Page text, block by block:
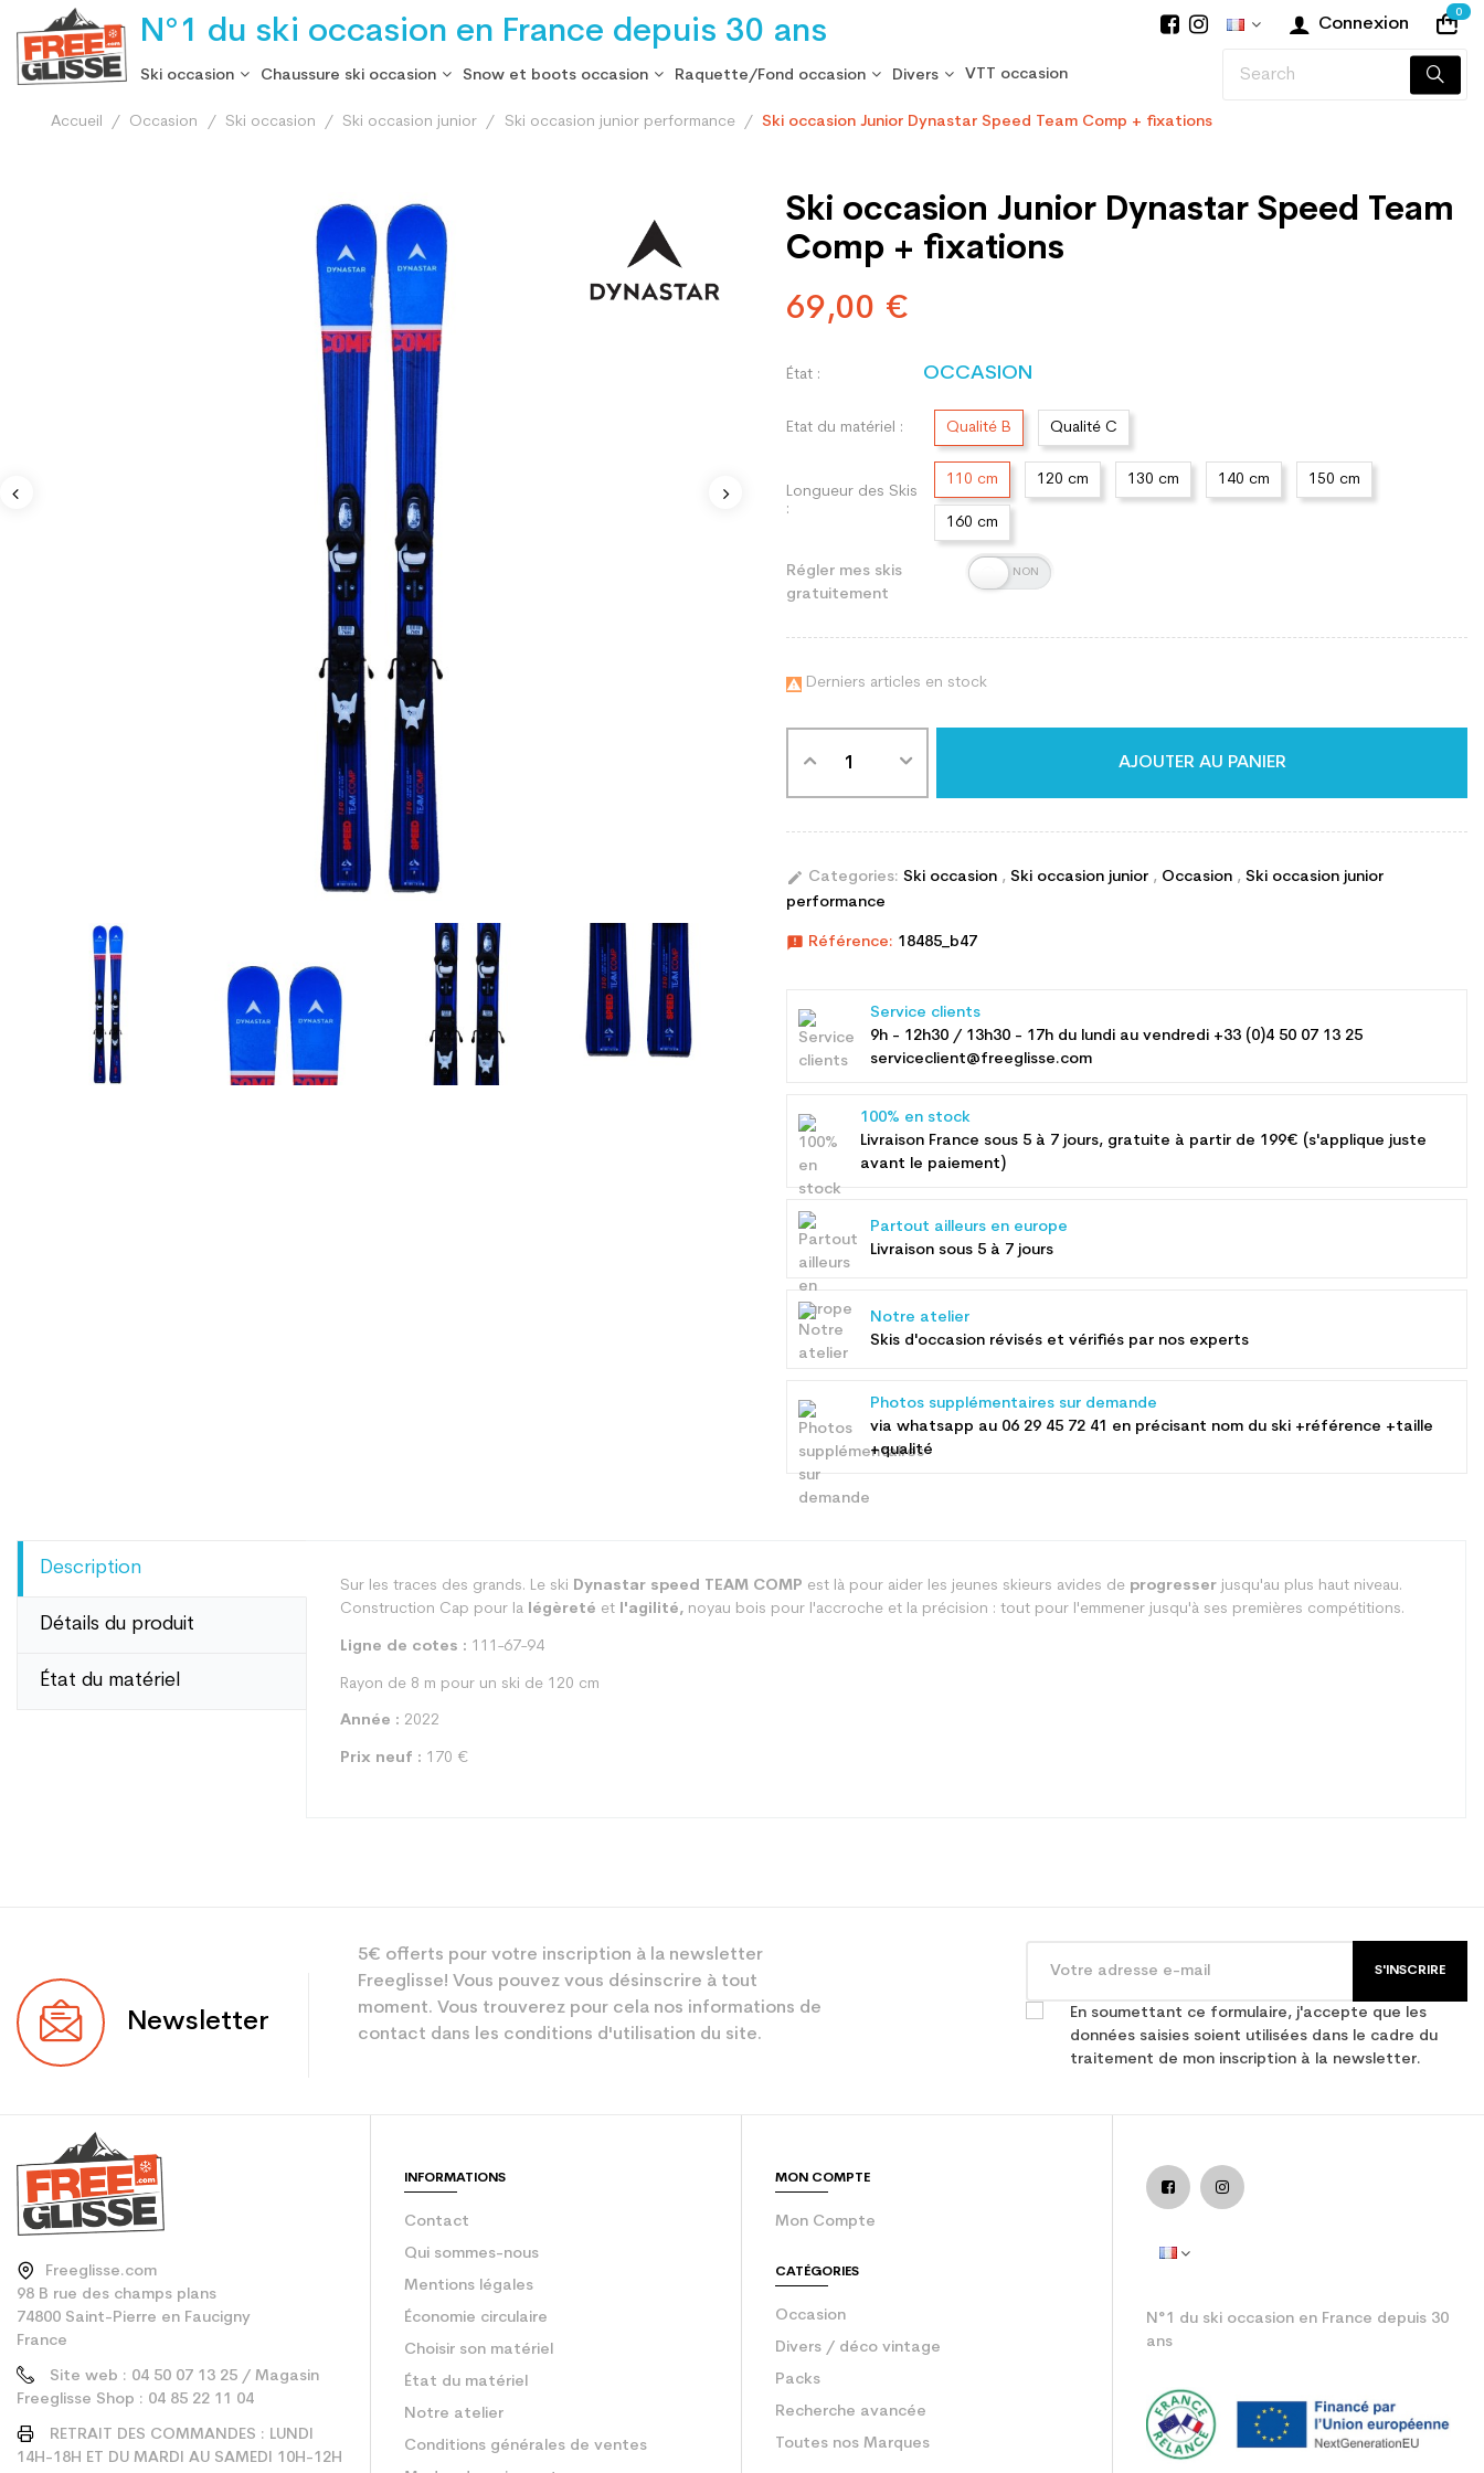
N°1 du ski occasion en France depuis 30 ans Connexion
0
Ski occasion Chaussure ski occasion Snow et boots occasion Raquette/Fond occasion Divers VTT occasion
Accueil Occasion Ski occasion Ski occasion junior Ski occasion junior performance Ski occasion Junior Dynastar Speed Team Comp + fixations
Ski occasion Junior Dynastar Speed Team
Comp + fixations
69,00 €
État : OCCASION
Etat du matériel : Qualité B Qualité C
Longueur des Skis
:
110 cm 120 cm 130 cm 140 cm 150 cm
160 cm
Régler mes skis
gratuitement
 Derniers articles en stock
AJOUTER AU PANIER
edit Categories: Ski occasion , Ski occasion junior , Occasion , Ski occasion junior
performance
announcement Référence: 18485_b47
Service clients
9h - 12h30 / 13h30 - 17h du lundi au vendredi +33 (0)4 50 07 13 25
serviceclient@freeglisse.com
100% en stock
Livraison France sous 5 à 7 jours, gratuite à partir de 199€ (s'applique juste
avant le paiement)
Partout ailleurs en europe
Livraison sous 5 à 7 jours
Notre atelier
Skis d'occasion révisés et vérifiés par nos experts
Photos supplémentaires sur demande
via whatsapp au 06 29 45 72 41 en précisant nom du ski +référence +taille
+qualité
Description
Détails du produit
État du matériel
Sur les traces des grands. Le ski Dynastar speed TEAM COMP est là pour aider les jeunes skieurs avides de progresserjusqu'au plus haut niveau.
Construction Cap pour la légèreté et l'agilité,noyau bois pour l'accroche et la précision : tout pour l'emmener jusqu'à ses premières compétitions.
Ligne de cotes : 111-67-94
Rayon de 8 m pour un ski de 120 cm
Année : 2022
Prix neuf : 170 €
Utilisateur
Niveau
Newsletter
5€ offerts pour votre inscription à la newsletter
Freeglisse! Vous pouvez vous désinscrire à tout
moment. Vous trouverez pour cela nos informations de
contact dans les conditions d'utilisation du site.
S'INSCRIRE
En soumettant ce formulaire, j'accepte que les
données saisies soient utilisées dans le cadre du
traitement de mon inscription à la newsletter.
Freeglisse.com
98 B rue des champs plans
74800 Saint-Pierre en Faucigny
France
Site web : 04 50 07 13 25 / Magasin
Freeglisse Shop : 04 85 22 11 04
RETRAIT DES COMMANDES : LUNDI
14H-18H ET DU MARDI AU SAMEDI 10H-12H
INFORMATIONS
Contact
Qui sommes-nous
Mentions légales
Économie circulaire
Choisir son matériel
État du matériel
Notre atelier
Conditions générales de ventes
MON COMPTE
Mon Compte
CATÉGORIES
Occasion
Divers / déco vintage
Packs
Recherche avancée
Toutes nos Marques
N°1 du ski occasion en France depuis 30
ans